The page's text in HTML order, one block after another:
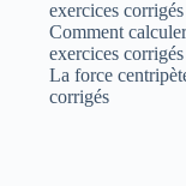
exercices corrigés
Comment
exercices corrigés
La force
corrigés